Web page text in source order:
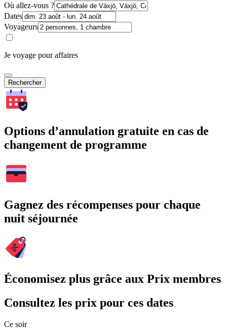
Où allez-vous ?
Dates
Voyageurs
Je voyage pour affaires
Rechercher
Options d’annulation gratuite en cas de
changement de programme
Gagnez des récompenses pour chaque
nuit séjournée
Économisez plus grâce aux Prix membres
Consultez les prix pour ces dates
Ce soir